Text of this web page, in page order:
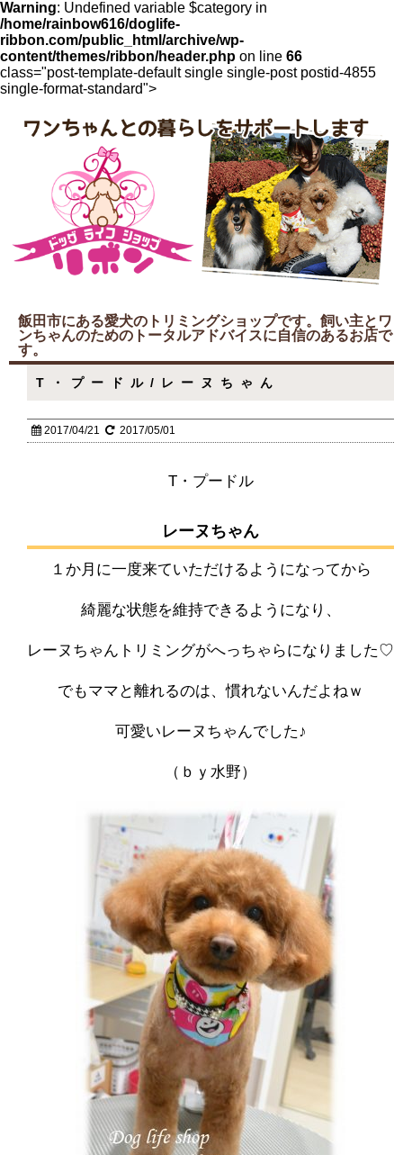
Warning: Undefined variable $category in
/home/rainbow616/doglife-
ribbon.com/public_html/archive/wp-
content/themes/ribbon/header.php on line 66
class="post-template-default single single-post postid-4855
single-format-standard">
飯田市にある愛犬のトリミングショップです。飼い主とワ
ンちゃんのためのトータルアドバイスに自信のあるお店で
す。
T・プードル/レーヌちゃん
2017/04/21 2017/05/01
T・プードル
レーヌちゃん
１か月に一度来ていただけるようになってから
綺麗な状態を維持できるようになり、
レーヌちゃんトリミングがへっちゃらになりました♡
でもママと離れるのは、慣れないんだよねｗ
可愛いレーヌちゃんでした♪
（ｂｙ水野）